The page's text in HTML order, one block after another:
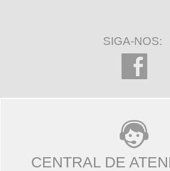
SIGA-NOS:
CENTRAL DE